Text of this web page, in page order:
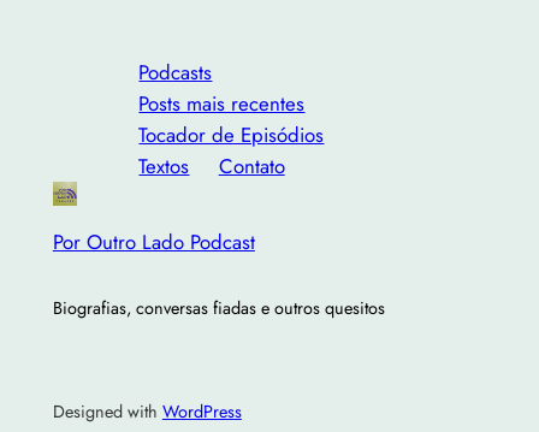
Podcasts
Posts mais recentes
Tocador de Episódios
Textos
Contato
Por Outro Lado Podcast
Biografias, conversas fiadas e outros quesitos
Designed with WordPress